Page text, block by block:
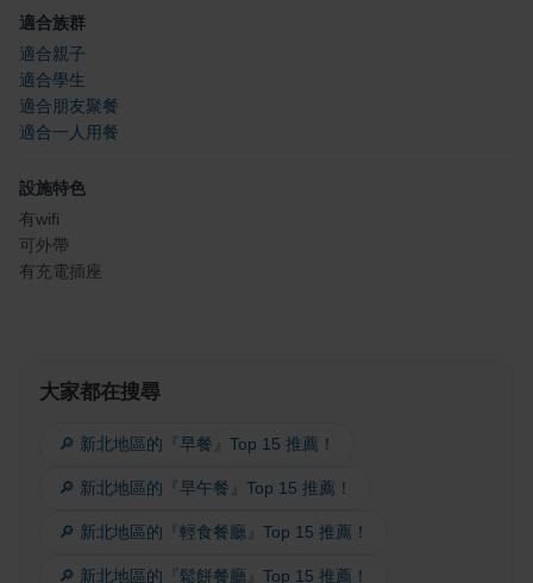
適合族群
適合親子
適合學生
適合朋友聚餐
適合一人用餐
設施特色
有wifi
可外帶
有充電插座
大家都在搜尋
🔎 新北地區的『早餐』Top 15 推薦！
🔎 新北地區的『早午餐』Top 15 推薦！
🔎 新北地區的『輕食餐廳』Top 15 推薦！
🔎 新北地區的『鬆餅餐廳』Top 15 推薦！